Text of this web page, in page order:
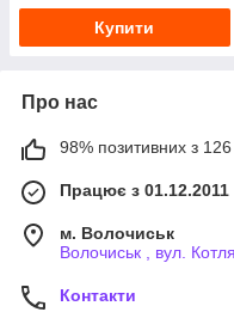
Купити
Про нас
98% позитивних з 126
Працює з 01.12.2011
м. Волочиськ
Волочиськ , вул.
Контакти